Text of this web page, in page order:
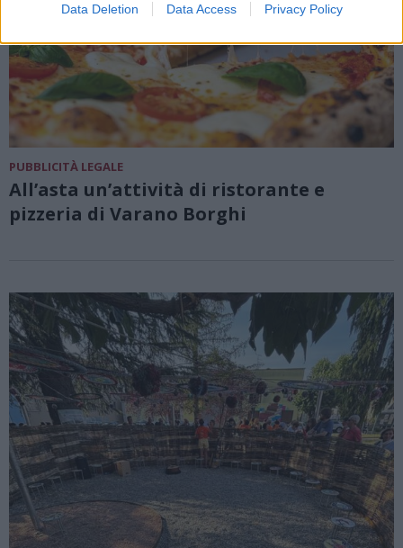
Data Deletion Data Access Privacy Policy
PUBBLICITÀ LEGALE
All’asta un’attività di ristorante e
pizzeria di Varano Borghi